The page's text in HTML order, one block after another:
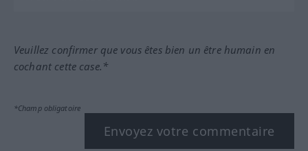
Veuillez confirmer que vous êtes bien un être humain en
cochant cette case.*
*Champ obligatoire
Envoyez votre commentaire